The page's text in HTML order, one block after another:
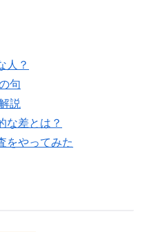
人？
句
説
な差とは？
をやってみた